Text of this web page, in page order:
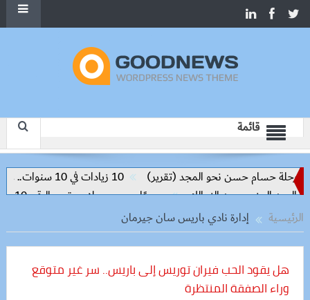
قائمة
حسام حسن نحو المجد (تقرير)
10 زيادات في 10 سنوات.. هل حان الوقت لرفع دعم البنزين نهائيا؟
رسميًا.. محمد صلاح يرتدي الرقم 10 مع طرابزون سبور ويبعث أول رسالة للجماهير
الرئيسية
إدارة نادي باريس سان جيرمان
هل يقود الحب فيران توريس إلى باريس.. سر غير متوقع
وراء الصفقة المنتظرة